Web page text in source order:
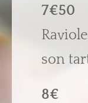
7€50
son
8€